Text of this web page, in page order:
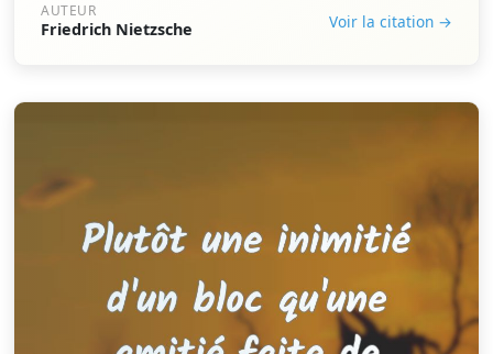
AUTEUR
Friedrich Nietzsche Voir la citation →